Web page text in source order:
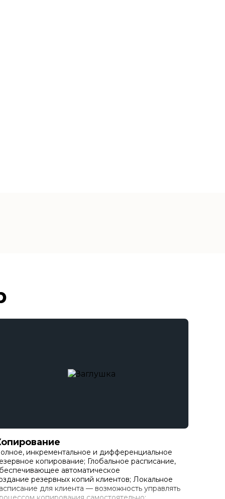
инкрементальное и дифференциальное
копирование; Глобальное расписание,
автоматическое
резервных копий клиентов; Локальное
для клиента — возможность управлять